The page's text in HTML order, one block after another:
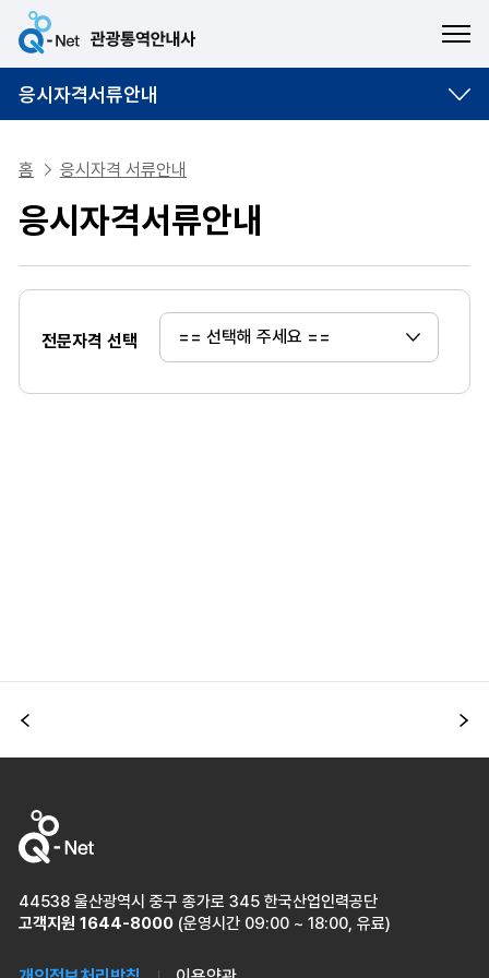
응시자격서류안내
홈 응시자격 서류안내
응시자격서류안내
전문자격 선택
이전
44538 울산광역시 중구 종가로 345 한국산업인력공단
고객지원 1644-8000 (운영시간 09:00 ~ 18:00, 유료)